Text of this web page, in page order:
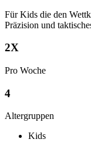
Für Kids die den
Präzision und
2X
Pro Woche
4
Altergruppen
Kids